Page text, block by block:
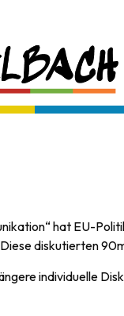
hat EU-
diskutierten
individuelle